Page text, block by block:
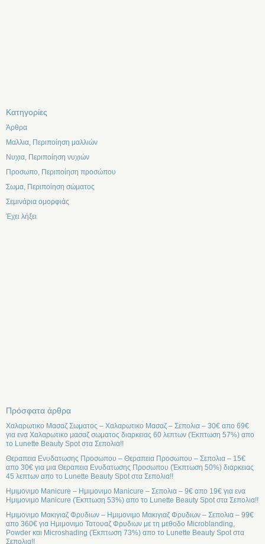
Kατηγορίες
Άρθρα
Μαλλια, Περιποίηση μαλλιών
Νυχια, Περιποίηση νυχιών
Προσωπο, Περιποίηση προσώπου
Σωμα, Περιποίηση σώματος
Σεμινάρια ομορφιάς
Έχει λήξει
Πρόσφατα άρθρα
Χαλαρωτικο Μασαζ Σωματος – Χαλαρωτικο Μασαζ – Σεπολια – 30€ απο 69€
για ενα Χαλαρωτικο μασαζ σωματος διαρκειας 60 λεπτων (Έκπτωση 57%) απο
το Lunette Beauty Spot στα Σεπολια!!
Θεραπεια Ενυδατωσης Προσωπου – Θεραπεια Προσωπου – Σεπολια – 15€
απο 30€ για μια Θεραπεια Ενυδατωσης Προσωπου (Έκπτωση 50%) διαρκειας
45 λεπτων απο το Lunette Beauty Spot στα Σεπολια!!
Ημιμονιμο Manicure – Ημιμονιμο Manicure – Σεπολια – 9€ απο 19€ για ενα
Ημιμονιμο Manicure (Έκπτωση 53%) απο το Lunette Beauty Spot στα Σεπολια!!
Ημιμονιμο Μακιγιαζ Φρυδιων – Ημιμονιμο Μακιγιαζ Φρυδιων – Σεπολια – 99€
απο 360€ για Ημιμονιμο Τατουαζ Φρυδιων με τη μεθοδο Microblanding,
Powder και Microshading (Έκπτωση 73%) απο το Lunette Beauty Spot στα
Σεπολια!!